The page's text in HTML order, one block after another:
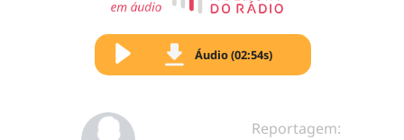
Áudio (02:54s)
Reportagem: